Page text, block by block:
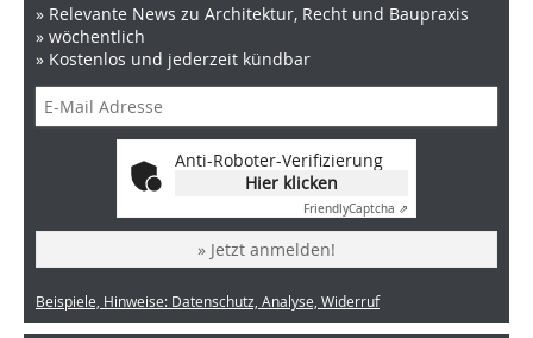
» Relevante News zu Architektur, Recht und Baupraxis
» wöchentlich
» Kostenlos und jederzeit kündbar
Anti-Roboter-Verifizierung
Hier klicken
FriendlyCaptcha ⇗
» Jetzt anmelden!
Beispiele, Hinweise: Datenschutz, Analyse, Widerruf